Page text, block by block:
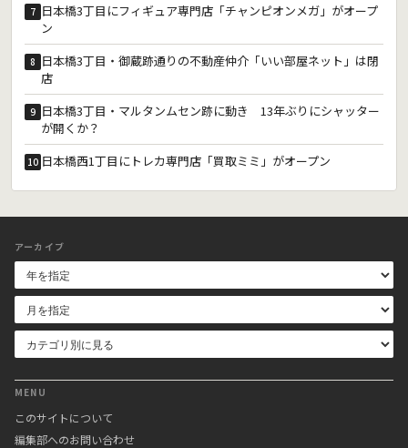
7 日本橋3丁目にフィギュア専門店「チャンピオンメガ」がオープ
ン
8 日本橋3丁目・御蔵跡通りの不動産仲介「いい部屋ネット」は閉
店
9 日本橋3丁目・マルタンムセン跡に動き 13年ぶりにシャッター
が開くか？
10 日本橋西1丁目にトレカ専門店「買取ミミ」がオープン
アーカイブ
MENU
このサイトについて
編集部へのお問い合わせ